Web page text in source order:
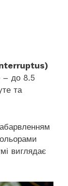
– до 8.5
та
виглядає